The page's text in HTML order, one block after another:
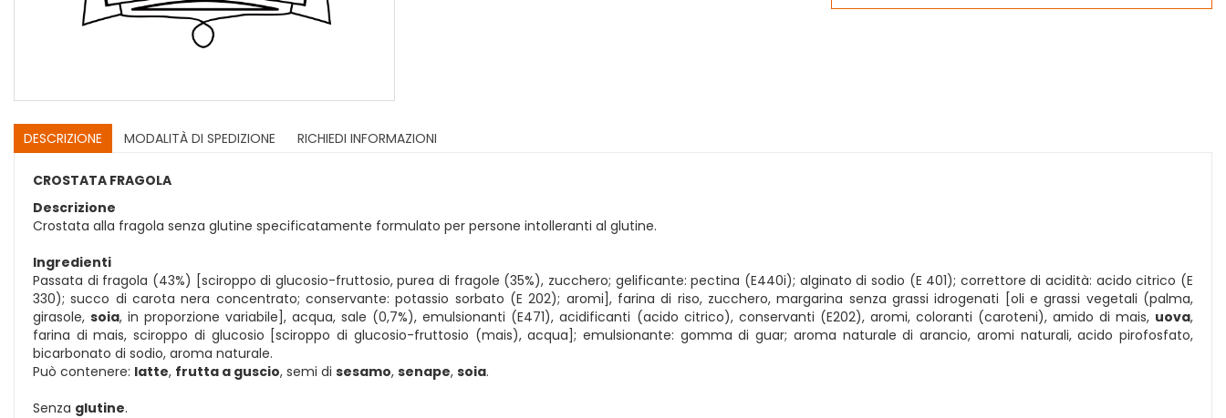
DESCRIZIONE MODALITÀ DI SPEDIZIONE RICHIEDI INFORMAZIONI
CROSTATA FRAGOLA
Descrizione
Crostata alla fragola senza glutine specificatamente formulato per persone intolleranti al glutine.
Ingredienti
Passata di fragola (43%) [sciroppo di glucosio-fruttosio, purea di fragole (35%), zucchero; gelificante: pectina (E440i); alginato di sodio (E 401); correttore di acidità: acido citrico (E
330); succo di carota nera concentrato; conservante: potassio sorbato (E 202); aromi], farina di riso, zucchero, margarina senza grassi idrogenati [oli e grassi vegetali (palma,
girasole,soia, in proporzione variabile], acqua, sale (0,7%), emulsionanti (E471), acidificanti (acido citrico), conservanti (E202), aromi, coloranti (caroteni), amido di mais, uova,
farina di mais, sciroppo di glucosio [sciroppo di glucosio-fruttosio (mais), acqua]; emulsionante: gomma di guar; aroma naturale di arancio, aromi naturali, acido pirofosfato,
bicarbonato di sodio, aroma naturale.
Può contenere: latte, frutta a guscio, semi di sesamo, senape, soia.
Senza glutine.